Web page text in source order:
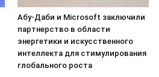
Абу-Даби и Microsoft заключили
партнерство в области
энергетики и искусственного
интеллекта для стимулирования
глобального роста